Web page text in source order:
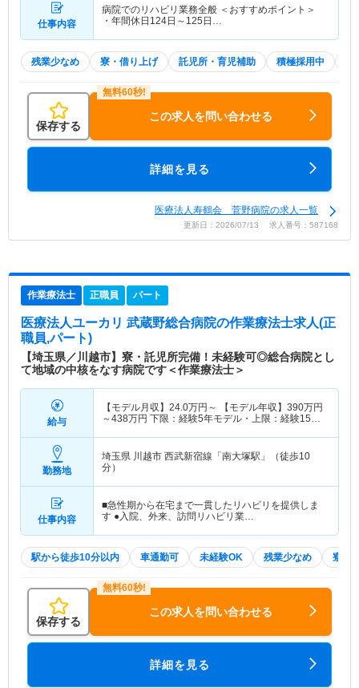
仕事内容
病院でのリハビリ業務全般 ＜おすすめポイント＞
・年間休日124日～125日…
残業少なめ 寮・借り上げ 託児所・育児補助 積極採用中
保存する
この求人を問い合わせる
詳細を見る
医療法人寿鶴会 菅野病院の求人一覧
更新日：2026/07/13 求人番号：587168
作業療法士 正職員 パート
医療法人ユーカリ 武蔵野総合病院の作業療法士求人(正
職員,パート)
【埼玉県／川越市】寮・託児所完備！未経験可◎総合病院とし
て地域の中核をなす病院です＜作業療法士＞
給与
【モデル月収】 24.0万円～ 【モデル年収】 390万円
～438万円 下限：経験5年モデル・上限：経験15年
勤務地
埼玉県 川越市 西武新宿線「南大塚駅」（徒歩10
分）
仕事内容
■急性期から在宅まで一貫したリハビリを提供しま
す ●入院、外来、訪問リハビリ業…
駅から徒歩10分以内 車通勤可 未経験OK 残業少なめ 寮・
保存する
この求人を問い合わせる
詳細を見る